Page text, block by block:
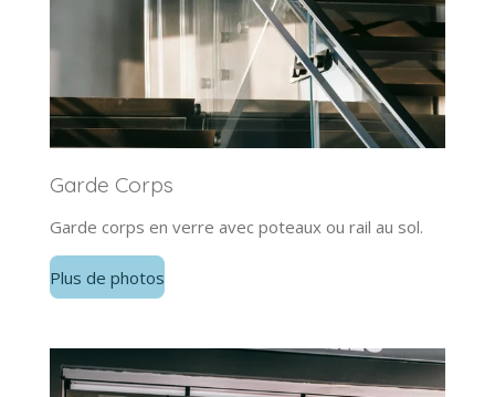
Garde Corps
Garde corps en verre avec poteaux ou rail au sol.
Plus de photos